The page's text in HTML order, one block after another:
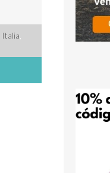
Italia,